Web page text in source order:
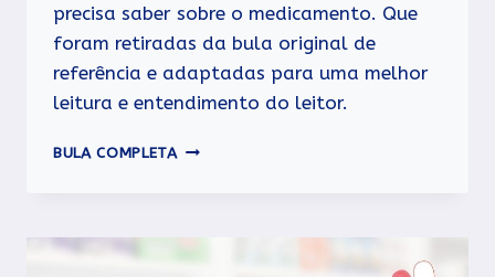
precisa saber sobre o medicamento. Que
foram retiradas da bula original de
referência e adaptadas para uma melhor
leitura e entendimento do leitor.
BULA COMPLETA DERMOSALIC